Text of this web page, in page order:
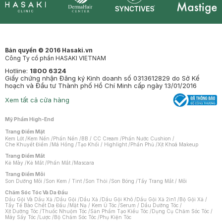
Bản quyền © 2016 Hasaki.vn
Công Ty cổ phần HASAKI VIETNAM
Hotline: 1800 6324
Giấy chứng nhận Đăng ký Kinh doanh số 0313612829 do Sở Kế
hoạch và Đầu tư Thành phố Hồ Chí Minh cấp ngày 13/01/2016
Xem tất cả cửa hàng
Mỹ Phẩm High-End
Trang Điểm Mặt
Kem Lót /Kem Nền /Phấn Nền /BB / CC Cream /Phấn Nước Cushion /
Che Khuyết Điểm /Má Hồng /Tạo Khối / Highlight /Phấn Phủ /Xịt Khoá Makeup
Trang Điểm Mắt
Kẻ Mày /Kẻ Mắt /Phấn Mắt /Mascara
Trang Điểm Môi
Son Dưỡng Môi /Son Kem / Tint /Son Thỏi /Son Bóng /Tẩy Trang Mắt / Môi
Chăm Sóc Tóc Và Da Đầu
Dầu Gội Và Dầu Xả /Dầu Gội /Dầu Xả /Dầu Gội Khô /Dầu Gội Xả 2in1 /Bộ Gội Xả /
Tẩy Tế Bào Chết Da Đầu /Mặt Nạ / Kem Ủ Tóc /Serum / Dầu Dưỡng Tóc /
Xịt Dưỡng Tóc /Thuốc Nhuộm Tóc /Sản Phẩm Tạo Kiểu Tóc /Dụng Cụ Chăm Sóc Tóc /
Máy Sấy Tóc /Lược /Bộ Chăm Sóc Tóc /Phụ Kiện Tóc